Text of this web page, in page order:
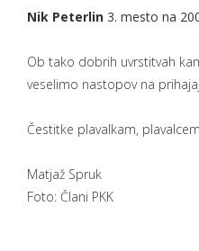
Nik Peterlin 3. mesto na
Ob tako dobrih uvrstitvah
veselimo nastopov na
Čestitke plavalkam,
Matjaž Spruk
Foto: Člani PKK